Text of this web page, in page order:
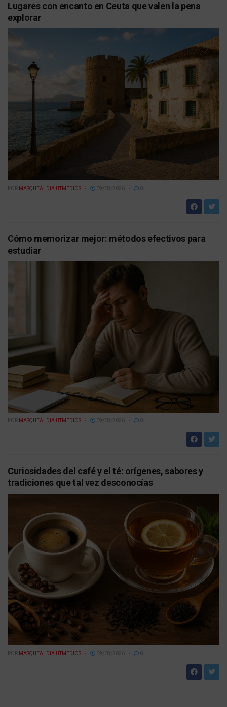
Lugares con encanto en Ceuta que valen la pena
explorar
POR MASQUEALDIA UTMEDIOS 09/08/2026 0
Cómo memorizar mejor: métodos efectivos para
estudiar
POR MASQUEALDIA UTMEDIOS 09/08/2026 0
Curiosidades del café y el té: orígenes, sabores y
tradiciones que tal vez desconocías
POR MASQUEALDIA UTMEDIOS 09/08/2026 0